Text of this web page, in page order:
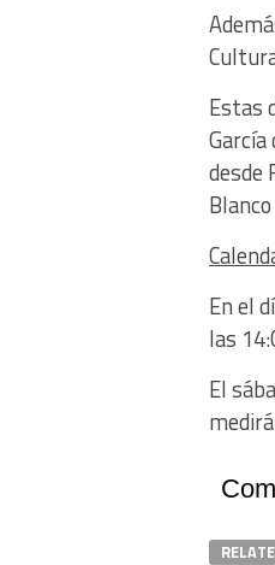
Estas
desde
En el
las
El